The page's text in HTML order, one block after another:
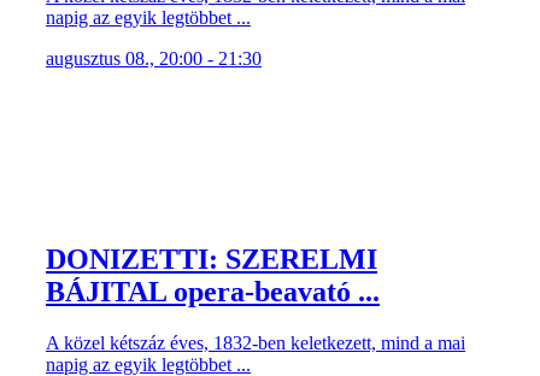
napig az egyik legtöbbet ...
augusztus 08., 20:00 - 21:30
DONIZETTI: SZERELMI
BÁJITAL opera-beavató ...
A közel kétszáz éves, 1832-ben keletkezett, mind a mai
napig az egyik legtöbbet ...